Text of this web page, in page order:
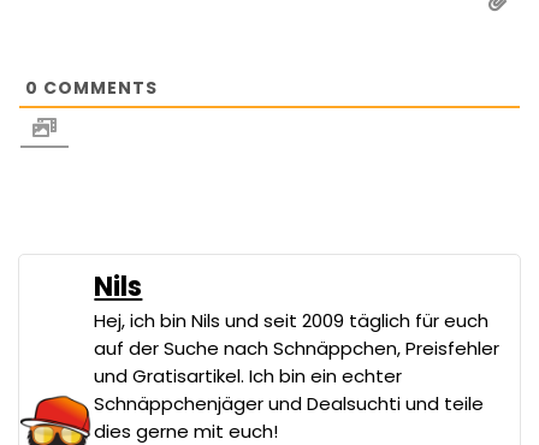
0 COMMENTS
Nils
Hej, ich bin Nils und seit 2009 täglich für euch
auf der Suche nach Schnäppchen, Preisfehler
und Gratisartikel. Ich bin ein echter
Schnäppchenjäger und Dealsuchti und teile
dies gerne mit euch!